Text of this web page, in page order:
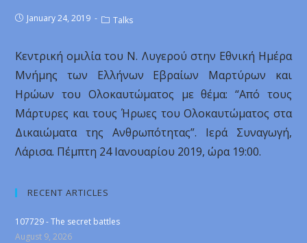
January 24, 2019 Talks
Κεντρική ομιλία του Ν. Λυγερού στην Εθνική Ημέρα
Μνήμης των Ελλήνων Εβραίων Μαρτύρων και
Ηρώων του Ολοκαυτώματος με θέμα: “Από τους
Μάρτυρες και τους Ήρωες του Ολοκαυτώματος στα
Δικαιώματα της Ανθρωπότητας”. Ιερά Συναγωγή,
Λάρισα. Πέμπτη 24 Ιανουαρίου 2019, ώρα 19:00.
RECENT ARTICLES
107729 - The secret battles
August 9, 2026